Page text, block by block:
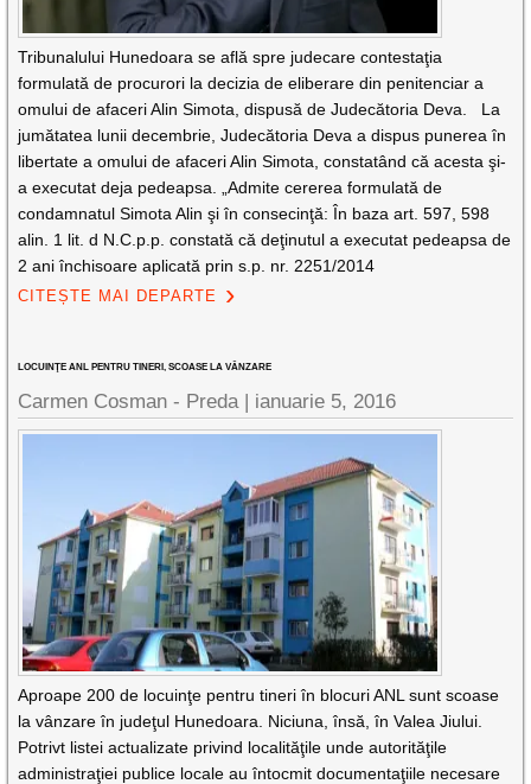
Tribunalului Hunedoara se află spre judecare contestaţia
formulată de procurori la decizia de eliberare din penitenciar a
omului de afaceri Alin Simota, dispusă de Judecătoria Deva. La
jumătatea lunii decembrie, Judecătoria Deva a dispus punerea în
libertate a omului de afaceri Alin Simota, constatând că acesta şi-
a executat deja pedeapsa. „Admite cererea formulată de
condamnatul Simota Alin şi în consecinţă: În baza art. 597, 598
alin. 1 lit. d N.C.p.p. constată că deţinutul a executat pedeapsa de
2 ani închisoare aplicată prin s.p. nr. 2251/2014
CITEȘTE MAI DEPARTE
LOCUINŢE ANL PENTRU TINERI, SCOASE LA VÂNZARE
Carmen Cosman - Preda | ianuarie 5, 2016
Aproape 200 de locuinţe pentru tineri în blocuri ANL sunt scoase
la vânzare în judeţul Hunedoara. Niciuna, însă, în Valea Jiului.
Potrivt listei actualizate privind localităţile unde autorităţile
administraţiei publice locale au întocmit documentaţiile necesare